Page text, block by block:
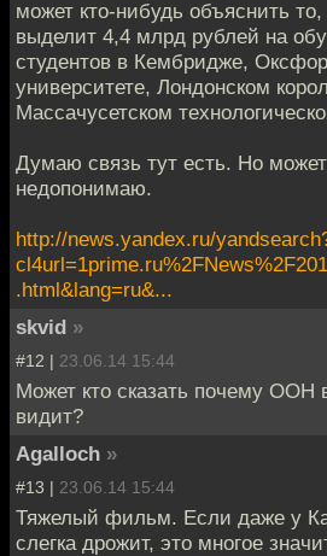
может кто-нибудь объяснить
выделит 4,4 млрд рублей на
студентов в Кембридже,
университете, Лондонском
Массачусетском
Думаю связь тут есть. Но
недопонимаю.
http://news.yandex.ru/
.html&lang=ru&...
skvid »
#12 | 23.06.14 15:44
Может кто сказать почему ООН
видит?
Agalloch »
#13 | 23.06.14 15:44
Тяжелый фильм. Если даже у
слегка дрожит, это многое